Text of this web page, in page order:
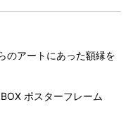
のアートにあった額縁を
ポスターフレーム